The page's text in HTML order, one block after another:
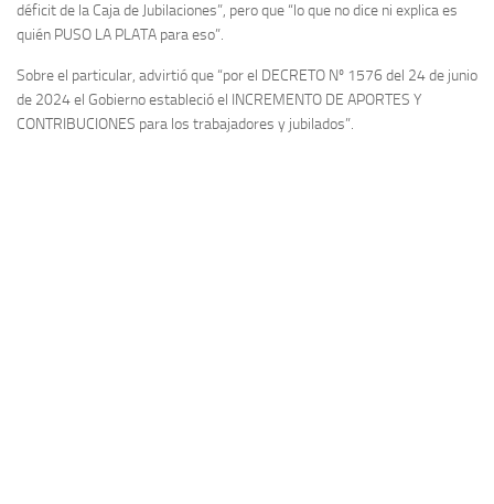
déficit de la Caja de Jubilaciones”, pero que “lo que no dice ni explica es
quién PUSO LA PLATA para eso”.
Sobre el particular, advirtió que “por el DECRETO Nº 1576 del 24 de junio
de 2024 el Gobierno estableció el INCREMENTO DE APORTES Y
CONTRIBUCIONES para los trabajadores y jubilados”.